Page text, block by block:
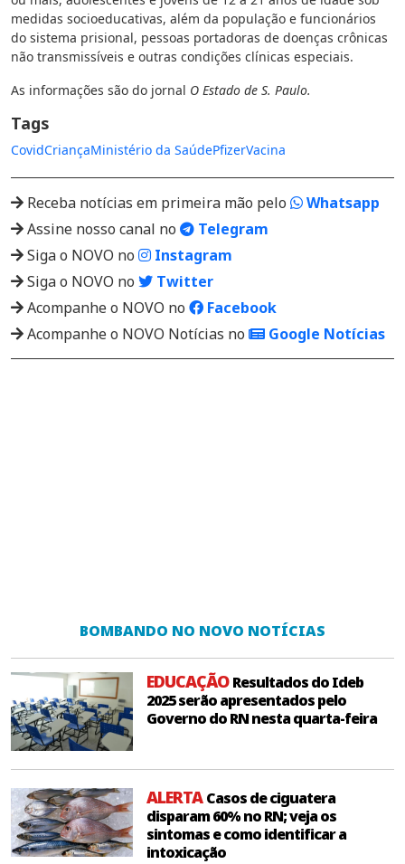
medidas socioeducativas, além da população e funcionários
do sistema prisional, pessoas portadoras de doenças crônicas
não transmissíveis e outras condições clínicas especiais.
As informações são do jornal O Estado de S. Paulo.
Tags
CovidCriançaMinistério da SaúdePfizerVacina
Receba notícias em primeira mão pelo
Whatsapp
Assine nosso canal no
Telegram
Siga o NOVO no
Instagram
Siga o NOVO no
Twitter
Acompanhe o NOVO no
Facebook
Acompanhe o NOVO Notícias no
Google Notícias
BOMBANDO NO NOVO NOTÍCIAS
EDUCAÇÃOResultados do Ideb
2025 serão apresentados pelo
Governo do RN nesta quarta-feira
ALERTACasos de ciguatera
disparam 60% no RN; veja os
sintomas e como identificar a
intoxicação